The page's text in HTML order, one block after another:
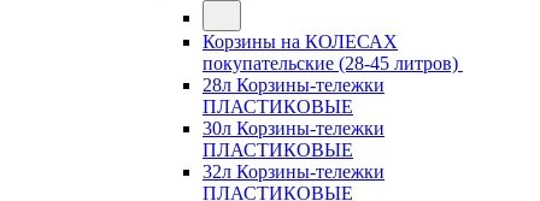
Корзины на КОЛЕСАХ
покупательские (28-45 литров)
28л Корзины-тележки
ПЛАСТИКОВЫЕ
30л Корзины-тележки
ПЛАСТИКОВЫЕ
32л Корзины-тележки
ПЛАСТИКОВЫЕ